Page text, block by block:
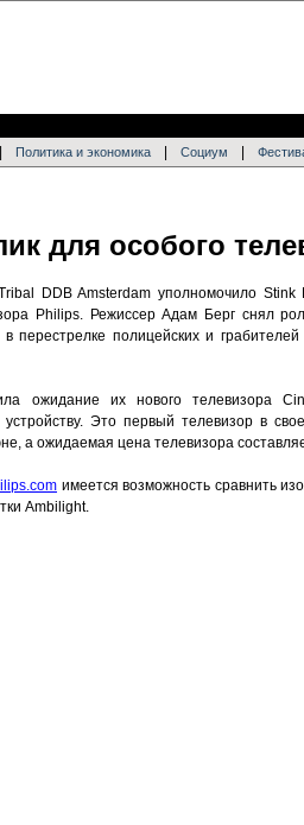
Политика и экономика Социум
для особого
Tribal DDB Amsterdam уполномочило
Philips. Режиссер Адам Берг снял
перестрелке полицейских и
ожидание их нового телевизора
устройству. Это первый телевизор в
а ожидаемая цена телевизора
имеется возможность сравнить
Ambilight.